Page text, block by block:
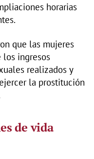
horarias
que las mujeres
ingresos
realizados y
la prostitución
de vida